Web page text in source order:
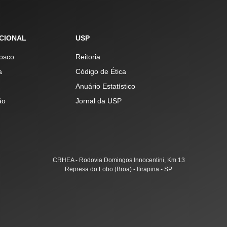
USP
Reitoria
Código de Ética
Anuário Estatístico
Jornal da USP
CRHEA - Rodovia Domingos Innocentini, Km 13
Represa do Lobo (Broa) - Itirapina - SP